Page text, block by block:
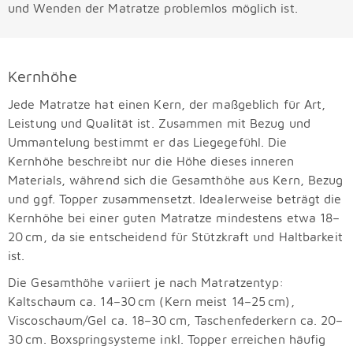
und Wenden der Matratze problemlos möglich ist.
Kernhöhe
Jede Matratze hat einen Kern, der maßgeblich für Art,
Leistung und Qualität ist. Zusammen mit Bezug und
Ummantelung bestimmt er das Liegegefühl. Die
Kernhöhe beschreibt nur die Höhe dieses inneren
Materials, während sich die Gesamthöhe aus Kern, Bezug
und ggf. Topper zusammensetzt. Idealerweise beträgt die
Kernhöhe bei einer guten Matratze mindestens etwa 18–
20 cm, da sie entscheidend für Stützkraft und Haltbarkeit
ist.
Die Gesamthöhe variiert je nach Matratzentyp:
Kaltschaum ca. 14–30 cm (Kern meist 14–25 cm),
Viscoschaum/Gel ca. 18–30 cm, Taschenfederkern ca. 20–
30 cm. Boxspringsysteme inkl. Topper erreichen häufig